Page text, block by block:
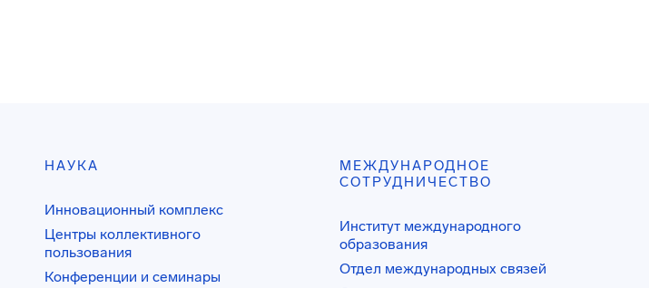
НАУКА
Инновационный комплекс
Центры коллективного
пользования
Конференции и семинары
МЕЖДУНАРОДНОЕ
СОТРУДНИЧЕСТВО
Институт международного
образования
Отдел международных связей